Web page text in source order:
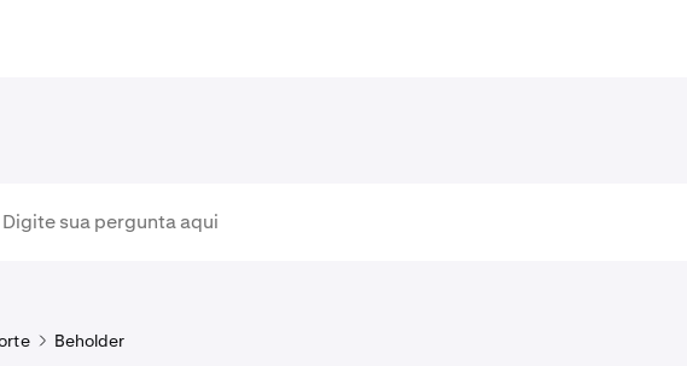
Beholder